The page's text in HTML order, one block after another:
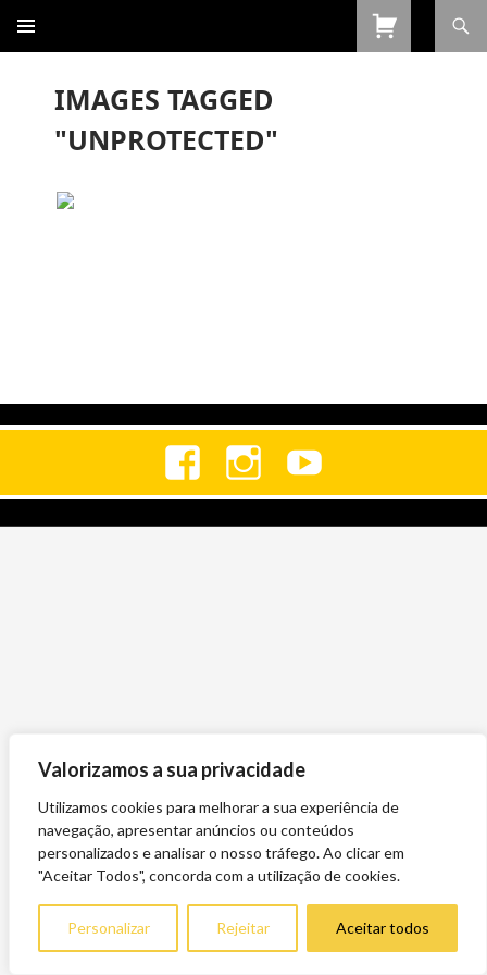
Valorizamos a sua privacidade
Utilizamos cookies para melhorar a sua experiência de
navegação, apresentar anúncios ou conteúdos
personalizados e analisar o nosso tráfego. Ao clicar em
"Aceitar Todos", concorda com a utilização de cookies.
Personalizar Rejeitar Aceitar todos
CONTEÚDO
IMAGES TAGGED
"UNPROTECTED"